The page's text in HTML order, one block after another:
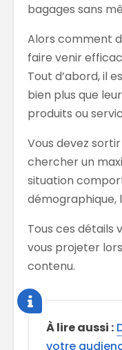
bagages sans
Alors comment
faire venir
Tout d’abord, il
bien plus que
produits ou
Vous devez
chercher un
situation
démographique,
Tous ces détails
vous projeter
contenu.
À lire aussi :
votre